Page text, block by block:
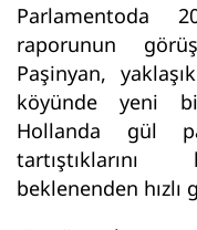
Parlamentoda
raporunun
Paşinyan,
köyünde yeni bir
Hollanda gül
tartıştıklarını
beklenenden